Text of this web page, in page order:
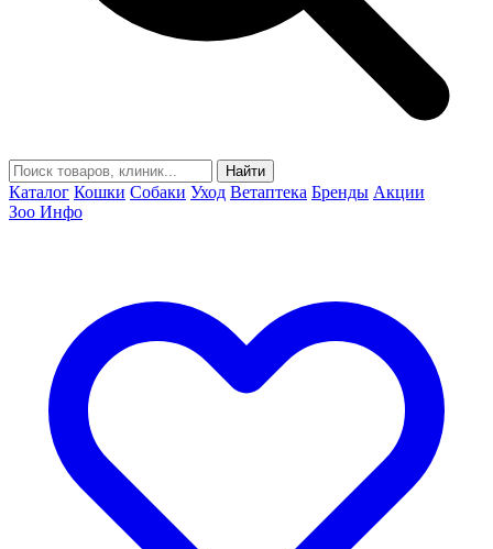
Найти
Каталог Кошки Собаки Уход Ветаптека Бренды Акции
Зоо Инфо